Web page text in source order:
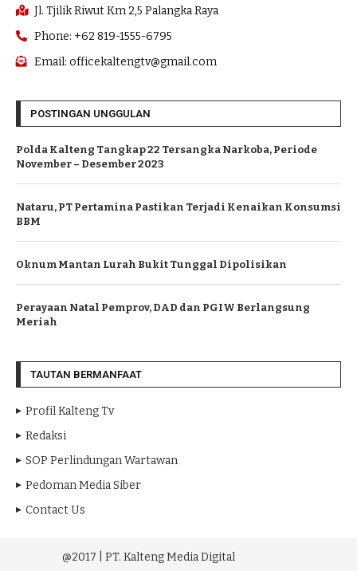
Jl. Tjilik Riwut Km 2,5 Palangka Raya
Phone: +62 819-1555-6795
Email: officekaltengtv@gmail.com
POSTINGAN UNGGULAN
Polda Kalteng Tangkap 22 Tersangka Narkoba, Periode
November – Desember 2023
Nataru, PT Pertamina Pastikan Terjadi Kenaikan Konsumsi
BBM
Oknum Mantan Lurah Bukit Tunggal Dipolisikan
Perayaan Natal Pemprov, DAD dan PGIW Berlangsung
Meriah
TAUTAN BERMANFAAT
Profil Kalteng Tv
Redaksi
SOP Perlindungan Wartawan
Pedoman Media Siber
Contact Us
@2017 | PT. Kalteng Media Digital